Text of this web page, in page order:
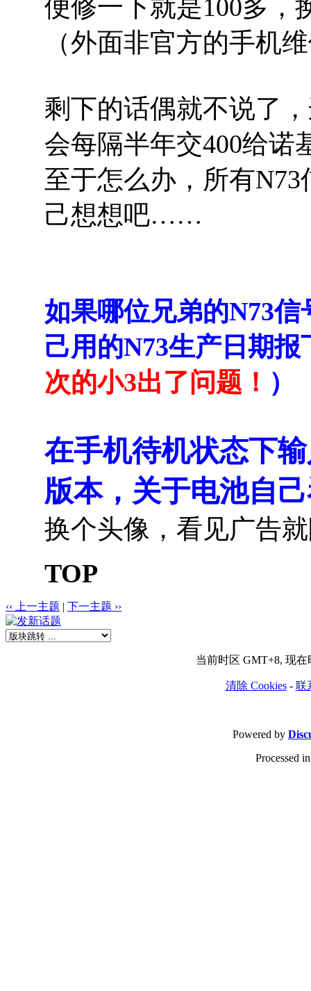
便修一下就是100多，
（外面非官方的手机
剩下的话偶就不说了
会每隔半年交400给诺
至于怎么办，所有
己想想吧……
如果哪位兄弟的N73
己用的N73生产日期
次的小3出了问题！ ）
在手机待机状态下
版本，关于电池自
换个头像，看见广告
TOP
‹‹ 上一主题 | 下一主题 ››
当前时区 GMT+8, 现在
清除 Cookies- 联
Powered by
Processed